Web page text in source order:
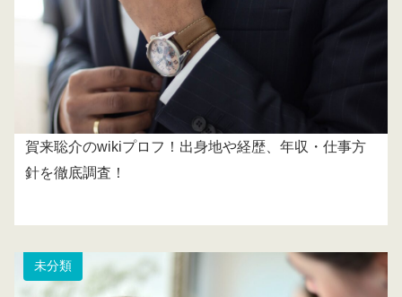
賀来聡介のwikiプロフ！出身地や経歴、年収・仕事方
針を徹底調査！
未分類